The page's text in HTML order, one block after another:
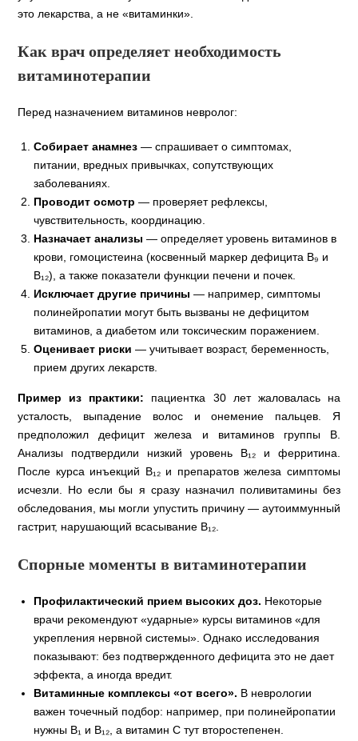
это лекарства, а не «витаминки».
Как врач определяет необходимость
витаминотерапии
Перед назначением витаминов невролог:
Собирает анамнез — спрашивает о симптомах,
питании, вредных привычках, сопутствующих
заболеваниях.
Проводит осмотр — проверяет рефлексы,
чувствительность, координацию.
Назначает анализы — определяет уровень витаминов в
крови, гомоцистеина (косвенный маркер дефицита В₉ и
В₁₂), а также показатели функции печени и почек.
Исключает другие причины — например, симптомы
полинейропатии могут быть вызваны не дефицитом
витаминов, а диабетом или токсическим поражением.
Оценивает риски — учитывает возраст, беременность,
прием других лекарств.
Пример из практики: пациентка 30 лет жаловалась на
усталость, выпадение волос и онемение пальцев. Я
предположил дефицит железа и витаминов группы В.
Анализы подтвердили низкий уровень В₁₂ и ферритина.
После курса инъекций В₁₂ и препаратов железа симптомы
исчезли. Но если бы я сразу назначил поливитамины без
обследования, мы могли упустить причину — аутоиммунный
гастрит, нарушающий всасывание В₁₂.
Спорные моменты в витаминотерапии
Профилактический прием высоких доз. Некоторые
врачи рекомендуют «ударные» курсы витаминов «для
укрепления нервной системы». Однако исследования
показывают: без подтвержденного дефицита это не дает
эффекта, а иногда вредит.
Витаминные комплексы «от всего». В неврологии
важен точечный подбор: например, при полинейропатии
нужны В₁ и В₁₂, а витамин С тут второстепенен.